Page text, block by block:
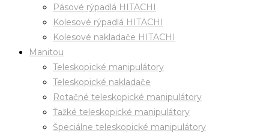
Pásové rýpadlá HITACHI
Kolesové rýpadlá HITACHI
Kolesové nakladače HITACHI
Manitou
Teleskopické manipulátory
Teleskopické nakladače
Rotačné teleskopické manipulátory
Ťažké teleskopické manipulátory
Špeciálne teleskopické manipulátory